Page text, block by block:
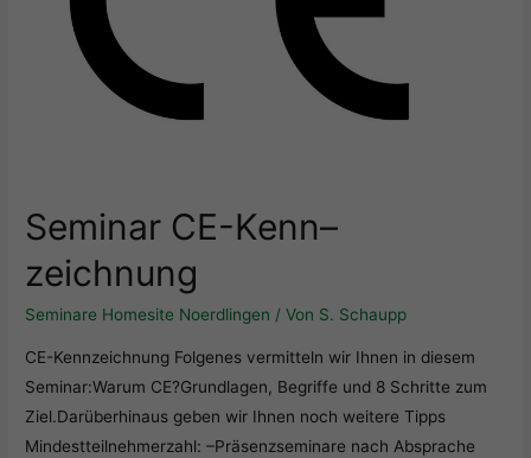
Seminar CE-Kenn–
zeichnung
Seminare Homesite Noerdlingen / Von S. Schaupp
CE-Kennzeichnung Folgenes vermitteln wir Ihnen in diesem
Seminar:Warum CE?Grundlagen, Begriffe und 8 Schritte zum
Ziel.Darüberhinaus geben wir Ihnen noch weitere Tipps
Mindestteilnehmerzahl: –Präsenzseminare nach Absprache